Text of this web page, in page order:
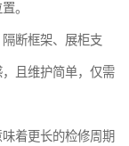
。
断框架、展柜支
且维护简单，仅需
着更长的检修周期